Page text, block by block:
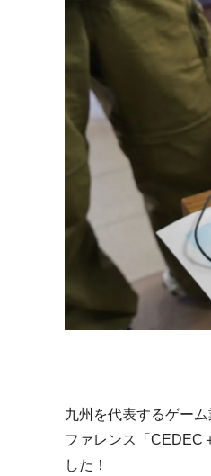
九州を代表するゲー
ファレンス「 CEDEC
した！